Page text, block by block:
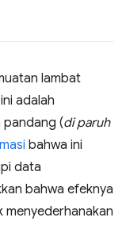
lambat
adalah
pandang (di paruh
bahwa ini
data
bahwa efeknya
menyederhanakan